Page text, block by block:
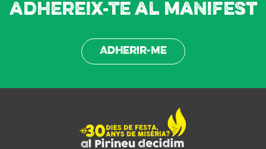
adhereix-te al manifest
Adherir-me